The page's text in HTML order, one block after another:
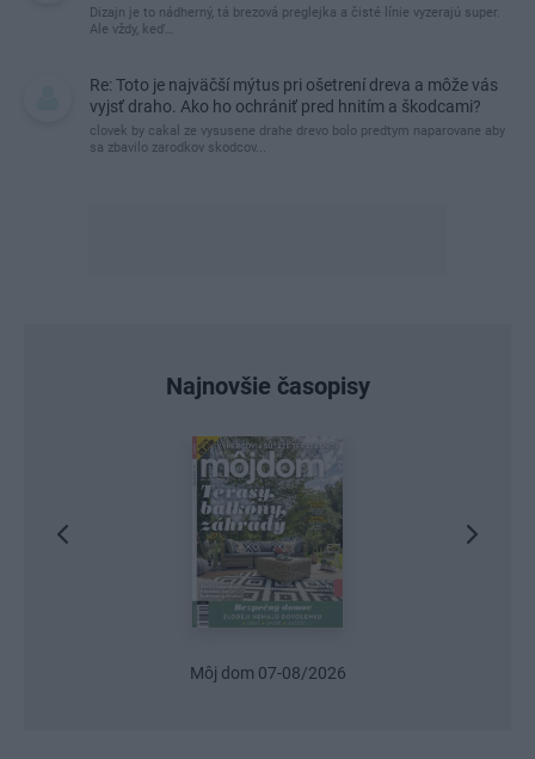
Dizajn je to nádherný, tá brezová preglejka a čisté línie vyzerajú super.
Ale vždy, keď…
Re: Toto je najväčší mýtus pri ošetrení dreva a môže vás
vyjsť draho. Ako ho ochrániť pred hnitím a škodcami?
clovek by cakal ze vysusene drahe drevo bolo predtym naparovane aby
sa zbavilo zarodkov skodcov...
Najnovšie časopisy
Môj dom 07-08/2026